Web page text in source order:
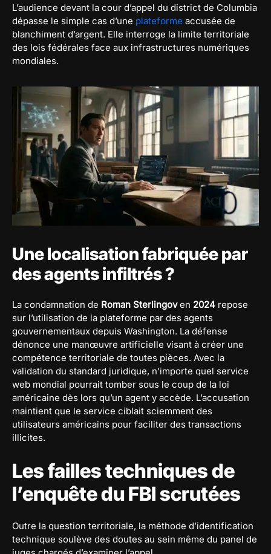
L’audience devant la cour d’appel du district de Columbia
dépasse le simple cas d’une plateforme accusée de
blanchiment d’argent. Elle interroge la limite territoriale
des lois fédérales face aux infrastructures numériques
mondiales.
Une localisation fabriquée par
des agents infiltrés ?
La condamnation de Roman Sterlingoven 2024 repose
sur l’utilisation de la plateforme par des agents
gouvernementaux depuis Washington. La défense
dénonce une manœuvre artificielle visant à créer une
compétence territoriale de toutes pièces. Avec la
validation du standard juridique, n’importe quel service
web mondial pourrait tomber sous le coup de la loi
américaine dès lors qu’un agent y accède. L’accusation
maintient que le service ciblait sciemment des
utilisateurs américains pour faciliter des transactions
illicites.
Les failles techniques de
l’enquête du FBI scrutées
Outre la question territoriale, la méthode d’identification
technique soulève des doutes au sein même du panel de